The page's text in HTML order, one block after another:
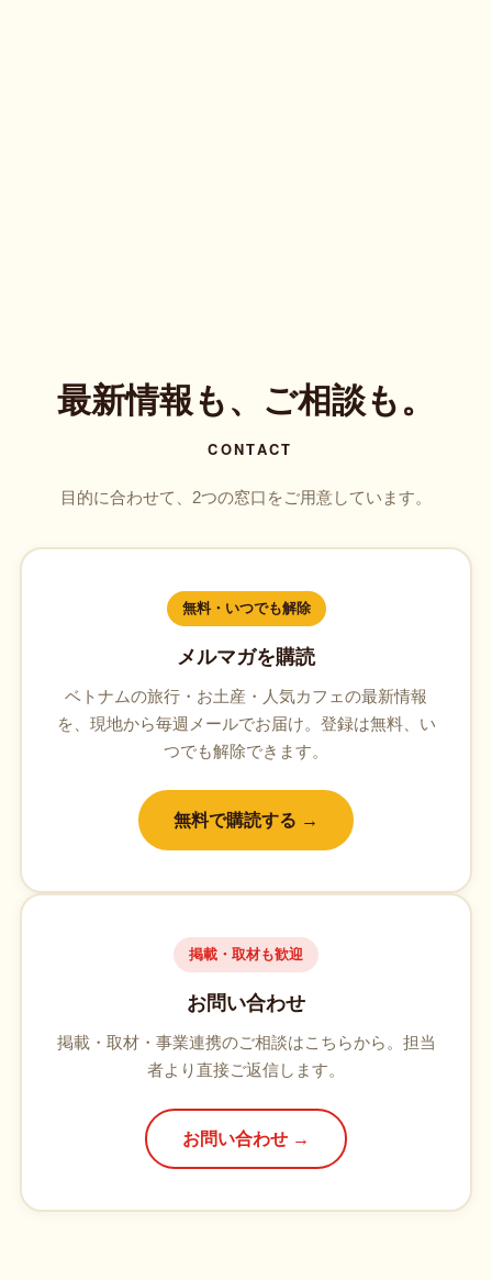
最新情報も、ご相談も。
CONTACT
目的に合わせて、2つの窓口をご用意しています。
無料・いつでも解除
メルマガを購読
ベトナムの旅行・お土産・人気カフェの最新情報
を、現地から毎週メールでお届け。登録は無料、い
つでも解除できます。
無料で購読する →
掲載・取材も歓迎
お問い合わせ
掲載・取材・事業連携のご相談はこちらから。担当
者より直接ご返信します。
お問い合わせ →